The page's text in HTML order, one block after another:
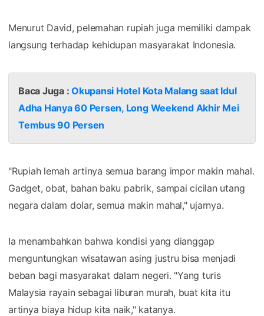
Menurut David, pelemahan rupiah juga memiliki dampak
langsung terhadap kehidupan masyarakat Indonesia.
Baca Juga :Okupansi Hotel Kota Malang saat Idul
Adha Hanya 60 Persen, Long Weekend Akhir Mei
Tembus 90 Persen
"Rupiah lemah artinya semua barang impor makin mahal.
Gadget, obat, bahan baku pabrik, sampai cicilan utang
negara dalam dolar, semua makin mahal," ujarnya.
Ia menambahkan bahwa kondisi yang dianggap
menguntungkan wisatawan asing justru bisa menjadi
beban bagi masyarakat dalam negeri. "Yang turis
Malaysia rayain sebagai liburan murah, buat kita itu
artinya biaya hidup kita naik," katanya.